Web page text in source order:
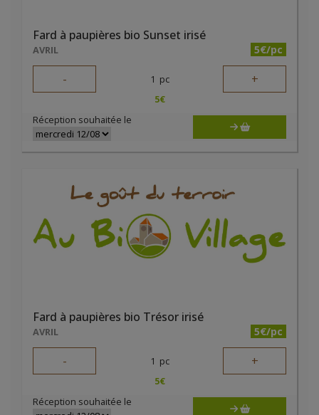
Fard à paupières bio Sunset irisé
AVRIL 5€/pc
- 1 pc +
5€
Réception souhaitée le
Fard à paupières bio Trésor irisé
AVRIL 5€/pc
- 1 pc +
5€
Réception souhaitée le